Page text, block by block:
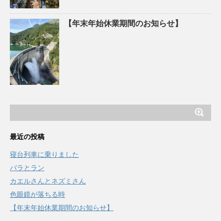
【年末年始休業期間のお知らせ】
最近の投稿
寝台列車に乗りました
バラとラン
カエルさんとネズミさん
色眼鏡が落ちる時
【年末年始休業期間のお知らせ】